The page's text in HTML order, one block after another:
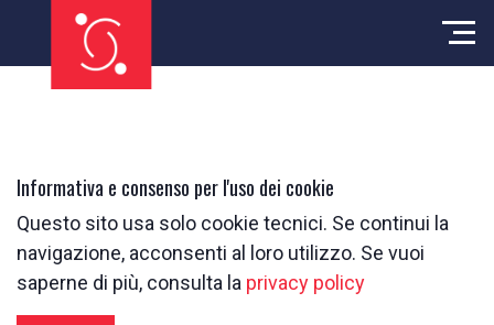
Informativa e consenso per l'uso dei cookie
Questo sito usa solo cookie tecnici. Se continui la
navigazione, acconsenti al loro utilizzo. Se vuoi
saperne di più, consulta la privacy policy